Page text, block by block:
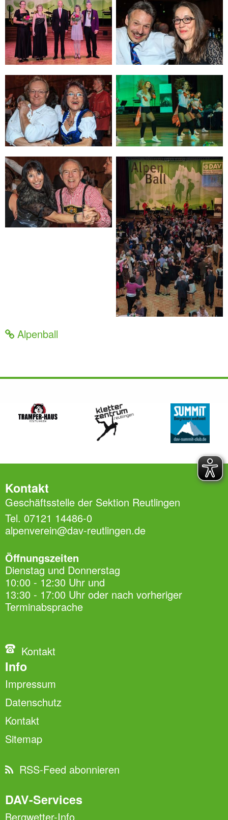
Alpenball
Kontakt
Geschäftsstelle der Sektion Reutlingen
Tel. 07121 14486-0
alpenverein@dav-reutlingen.de
Öffnungszeiten
Dienstag und Donnerstag
10:00 - 12:30 Uhr und
13:30 - 17:00 Uhr oder nach vorheriger
Terminabsprache
Kontakt
Info
Impressum
Datenschutz
Kontakt
Sitemap
RSS-Feed abonnieren
DAV-Services
Bergwetter-Info